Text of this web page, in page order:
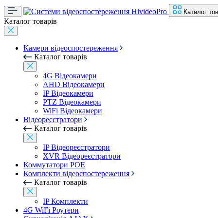
Каталог
Каталог товарів
Камери відеоспостереження
Каталог товарів
4G Відеокамери
AHD Відеокамери
IP Відеокамери
PTZ Відеокамери
WiFi Відеокамери
Відеореєстратори
Каталог товарів
IP Відеореєстратори
XVR Відеореєстратори
Коммутатори POE
Комплекти відеоспостереження
Каталог товарів
IP Комплекти
4G WiFi Роутери